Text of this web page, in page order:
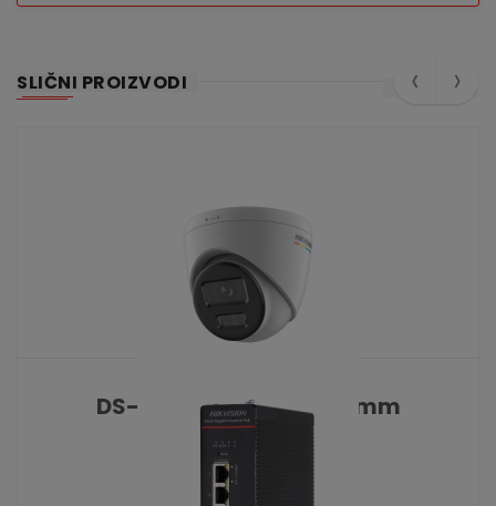
SLIČNI PROIZVODI
DS-2CD1327G3-LIU 2.8 mm
KATALOŠKI BROJ: 10478
‹ ›